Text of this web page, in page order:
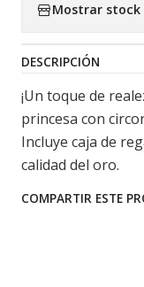
Mostrar stock
DESCRIPCIÓN
¡Un toque de
princesa con
Incluye caja de
calidad del oro.
COMPARTIR ESTE